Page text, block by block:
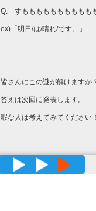
Q.「すもももももももももも
ex)「明日/は/晴れ/です。」
皆さんにこの謎が解けますか
答えは次回に発表します。
暇な人は考えてみてください
高精度メ